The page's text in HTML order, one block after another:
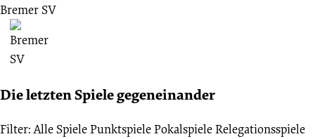
Bremer SV
Die letzten Spiele gegeneinander
Filter: Alle SpielePunktspielePokalspieleRelegationsspiele